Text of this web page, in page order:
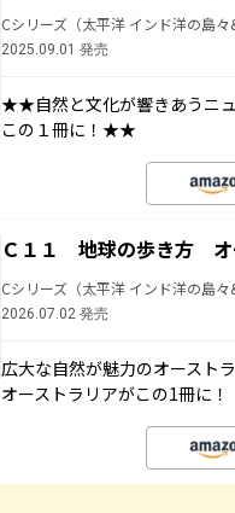
Cシリーズ（太平洋 インド洋の島
2025.09.01 発売
★★自然と文化が響きあうニ
この１冊に！★★
Ｃ１１ 地球の歩き方 オ
Cシリーズ（太平洋 インド洋の島
2026.07.02 発売
広大な自然が魅力のオースト
オーストラリアがこの1冊に！